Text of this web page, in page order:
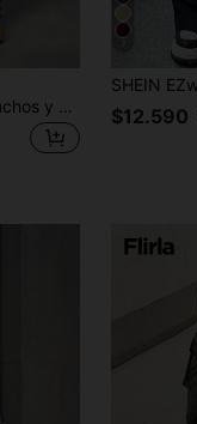
Coolane Pantalones anchos y holgados con estampado gráfico de árbol para mujeres, estilo vintage, streetwear y hip-hop, para primavera/verano $12.590